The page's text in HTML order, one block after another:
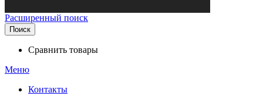
Расширенный поиск
Поиск
Сравнить товары
Меню
Контакты